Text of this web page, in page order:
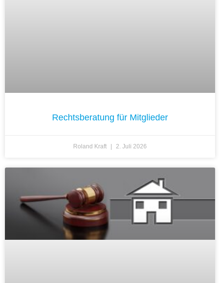
Rechtsberatung für Mitglieder
Roland Kraft 2. Juli 2026